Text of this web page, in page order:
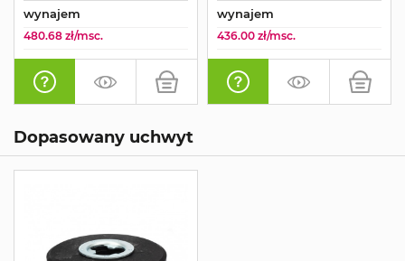
wynajem
480.68 zł/msc.
wynajem
436.00 zł/msc.
Dopasowany uchwyt